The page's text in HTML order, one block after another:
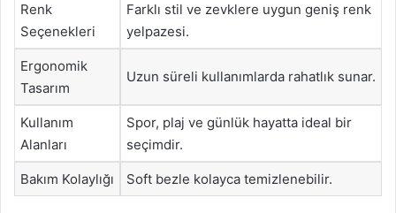
Renk
Seçenekleri
Farklı stil ve zevklere uygun geniş renk
yelpazesi.
Ergonomik
Tasarım
Uzun süreli kullanımlarda rahatlık sunar.
Kullanım
Alanları
Spor, plaj ve günlük hayatta ideal bir
seçimdir.
Bakım Kolaylığı Soft bezle kolayca temizlenebilir.